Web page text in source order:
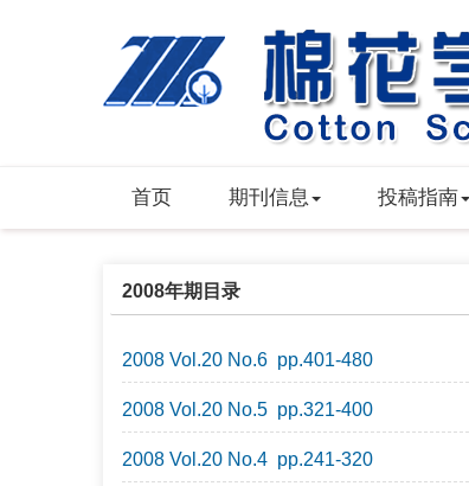
首页 期刊信息 投稿指南
2008年期目录
2008 Vol.20 No.6 pp.401-480
2008 Vol.20 No.5 pp.321-400
2008 Vol.20 No.4 pp.241-320